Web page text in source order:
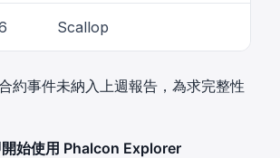
Scallop
約事件未納入上週報告，為求完整性
始使用 Phalcon Explorer